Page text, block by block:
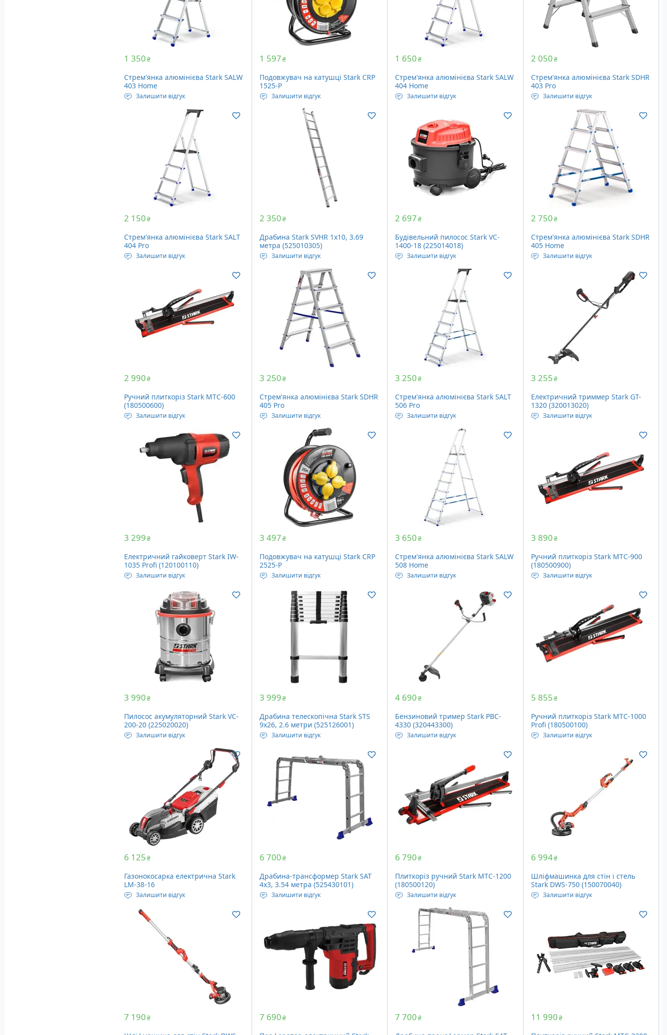
1 350₴
Стрем'янка алюмінієва Stark SALW
403 Home
Залишити відгук
Максимальне навантаження: 125
Довжина у розкладеному вигляді:
Кількість сходів: 3 шт
1 597₴
Подовжувач на катушці Stark CRP
1525-P
Залишити відгук
Довжина: 25 метрів
Кабель: 2 x 1.5 мм2
1 650₴
Стрем'янка алюмінієва Stark SALW
404 Home
Залишити відгук
Максимальне навантаження: 125
Довжина у розкладеному вигляді:
1.45 метра
Кількість сходів: 4 шт
Вага: 2.9 кг
2 050₴
Стрем'янка алюмінієва Stark SDHR
403 Pro
Залишити відгук
Максимальне навантаження: 150
Довжина у складеному вигляді: 63
Кількість сходів: 3 шт
Вага: 2.0 кг
2 150₴
Стрем'янка алюмінієва Stark SALT
404 Pro
Залишити відгук
Максимальне навантаження: 150
Довжина у розкладеному вигляді:
Кількість сходів: 4 шт
Вага: 3.7 кг
2 350₴
Драбина Stark SVHR 1x10, 3.69
метра (525010305)
Залишити відгук
Максимальне навантаження: 150
Довжина у розкладеному вигляді:
3.69 метра
Кількість сходів: 10 шт
Вага: 4.2 кг
2 697₴
Будівельний пилосос Stark VC-
1400-18 (225014018)
Залишити відгук
Джерело живлення: мережа 230
Повітряний потік: 33 л/сек
Об'єм контейнера: 18 літрів
2 750₴
Стрем'янка алюмінієва Stark SDHR
405 Home
Залишити відгук
Максимальне навантаження: 125
Довжина у складеному вигляді: 1.1
Кількість сходів: 5 шт
2 990₴
Ручний плиткоріз Stark MTC-600
(180500600)
Залишити відгук
Максимальна товщина різу: 14 мм
Максимальна довжина різу: 600
3 250₴
Стрем'янка алюмінієва Stark SDHR
405 Pro
Залишити відгук
Максимальне навантаження: 150
Довжина у складеному вигляді: 1.1
Кількість сходів: 5 шт
Вага: 4.2 кг
3 250₴
Стрем'янка алюмінієва Stark SALT
506 Pro
Залишити відгук
Максимальне навантаження: 150
Довжина у розкладеному вигляді:
Кількість сходів: 6 шт
3 255₴
Електричний триммер Stark GT-
1320 (320013020)
Залишити відгук
Ширина зрізу: 350 мм - волосінь /
Вага: 5.6 кг
3 299₴
Електричний гайковерт Stark IW-
1035 Profi (120100110)
Залишити відгук
Напруга живлення: 230 Вольт
Швидкість обертання: 2200 об/хв
Частота ударів: 2700 уд/хв
Вага: 2.3 кг
3 497₴
Подовжувач на катушці Stark CRP
2525-P
Залишити відгук
Довжина: 25 метрів
Кабель: 3 x 2.5 мм2
3 650₴
Стрем'янка алюмінієва Stark SALW
508 Home
Залишити відгук
Максимальне навантаження: 125
Довжина у розкладеному вигляді:
Кількість сходів: 8 шт
3 890₴
Ручний плиткоріз Stark MTC-900
(180500900)
Залишити відгук
Максимальна товщина різу: 14 мм
Максимальна довжина різу: 900
3 990₴
Пилосос акумуляторний Stark VC-
200-20 (225020020)
Залишити відгук
Джерело живлення: АКБ, 18 Вольт
Повітряний потік: 30 л/сек
3 999₴
Драбина телескопічна Stark STS
9х26, 2.6 метри (525126001)
Залишити відгук
Максимальне навантаження: 150
Довжина у розкладеному вигляді:
2.6 метра
Кількість сходів: 9 шт
Вага: 6.4 кг
4 690₴
Бензиновий тример Stark PBC-
4330 (320443300)
Залишити відгук
Швидкість обертання: 7500 об/хв
Ширина зрізу: 255 мм
5 855₴
Ручний плиткоріз Stark MTC-1000
Profi (180500100)
Залишити відгук
Максимальна товщина різу: 14 мм
Максимальна довжина різу: 1000
6 125₴
Газонокосарка електрична Stark
LM-38-16
Залишити відгук
Джерело живлення: 230 Вольт
Ширина стрижки: 38 см
Висота стрижки: 25 – 75 мм
6 700₴
Драбина-трансформер Stark SAT
4х3, 3.54 метра (525430101)
Залишити відгук
Максимальне навантаження: 150
Довжина у розкладеному вигляді:
3.54 метри
Кількість сходів: 12 шт
6 790₴
Плиткоріз ручний Stark MTC-1200
(180500120)
Залишити відгук
Максимальна товщина різу: 16 мм
Максимальна довжина різу: 1200
Максимальна ширина різу: 850 мм
Вага: 17.46 кг
6 994₴
Шліфмашинка для стін і стель
Stark DWS-750 (150070040)
Залишити відгук
Джерело живлення: мережа 230
Максимальна швидкість
обертання: 1700 об/хв
Діаметр оснащення: 225 мм
Вага: 3.5 кг
7 190₴ 7 690₴ 7 700₴ 11 990₴